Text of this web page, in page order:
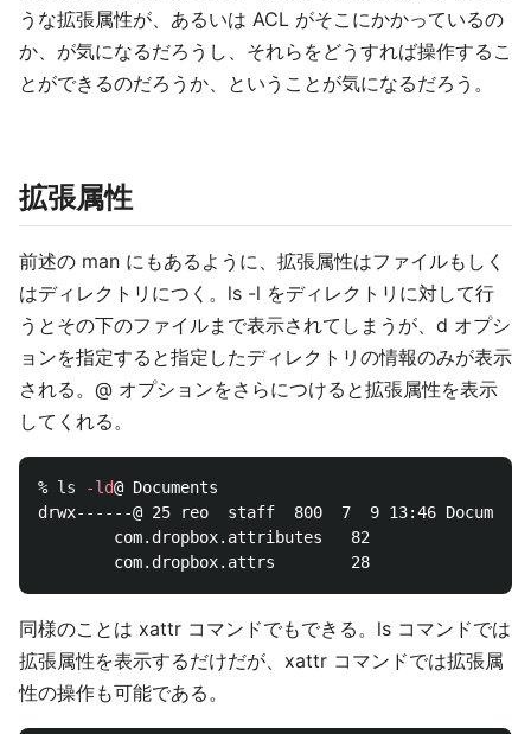
うな拡張属性が、あるいは ACL がそこにかかっているの
か、が気になるだろうし、それらをどうすれば操作するこ
とができるのだろうか、ということが気になるだろう。
拡張属性
前述の man にもあるように、拡張属性はファイルもしく
はディレクトリにつく。ls -l をディレクトリに対して行
うとその下のファイルまで表示されてしまうが、d オプシ
ョンを指定すると指定したディレクトリの情報のみが表示
される。@ オプションをさらにつけると拡張属性を表示
してくれる。
% ls -ld@ Documents
drwx------@ 25 reo  staff  800  7  9 13:46 Documents
        com.dropbox.attributes   82
同様のことは xattr コマンドでもできる。ls コマンドでは
拡張属性を表示するだけだが、xattr コマンドでは拡張属
性の操作も可能である。